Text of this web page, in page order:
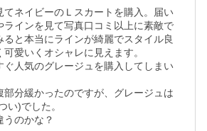
てネイビーのＬスカートを購入。届い
ラインを見て写真口コミ以上に素敵で
と本当にラインが綺麗でスタイル良
愛いくオシャレに見えます。
ぐ人気のグレージュを購入してしまい
部分緩かったのですが、グレージュは
い)でした。
うのかな？